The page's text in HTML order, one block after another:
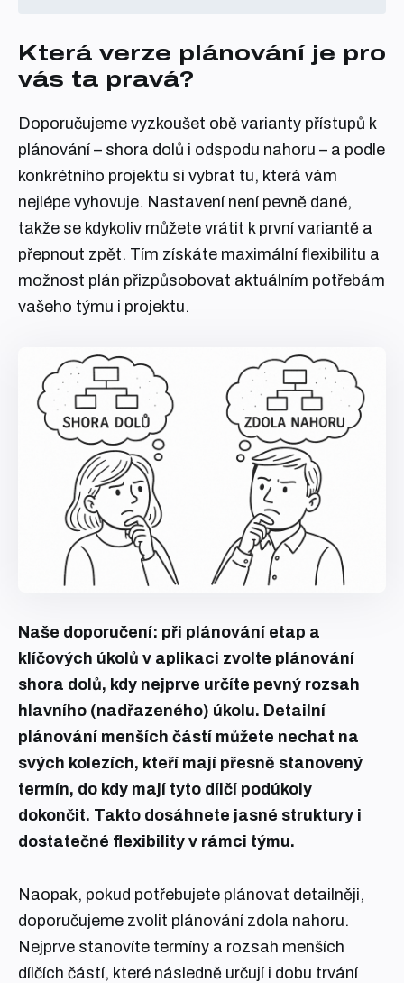
Která verze plánování je pro
vás ta pravá?
Doporučujeme vyzkoušet obě varianty přístupů k
plánování – shora dolů i odspodu nahoru – a podle
konkrétního projektu si vybrat tu, která vám
nejlépe vyhovuje. Nastavení není pevně dané,
takže se kdykoliv můžete vrátit k první variantě a
přepnout zpět. Tím získáte maximální flexibilitu a
možnost plán přizpůsobovat aktuálním potřebám
vašeho týmu i projektu.
Naše doporučení: při plánování etap a
klíčových úkolů v aplikaci zvolte plánování
shora dolů, kdy nejprve určíte pevný rozsah
hlavního (nadřazeného) úkolu. Detailní
plánování menších částí můžete nechat na
svých kolezích, kteří mají přesně stanovený
termín, do kdy mají tyto dílčí podúkoly
dokončit. Takto dosáhnete jasné struktury i
dostatečné flexibility v rámci týmu.
Naopak, pokud potřebujete plánovat detailněji,
doporučujeme zvolit plánování zdola nahoru.
Nejprve stanovíte termíny a rozsah menších
dílčích částí, které následně určují i dobu trvání